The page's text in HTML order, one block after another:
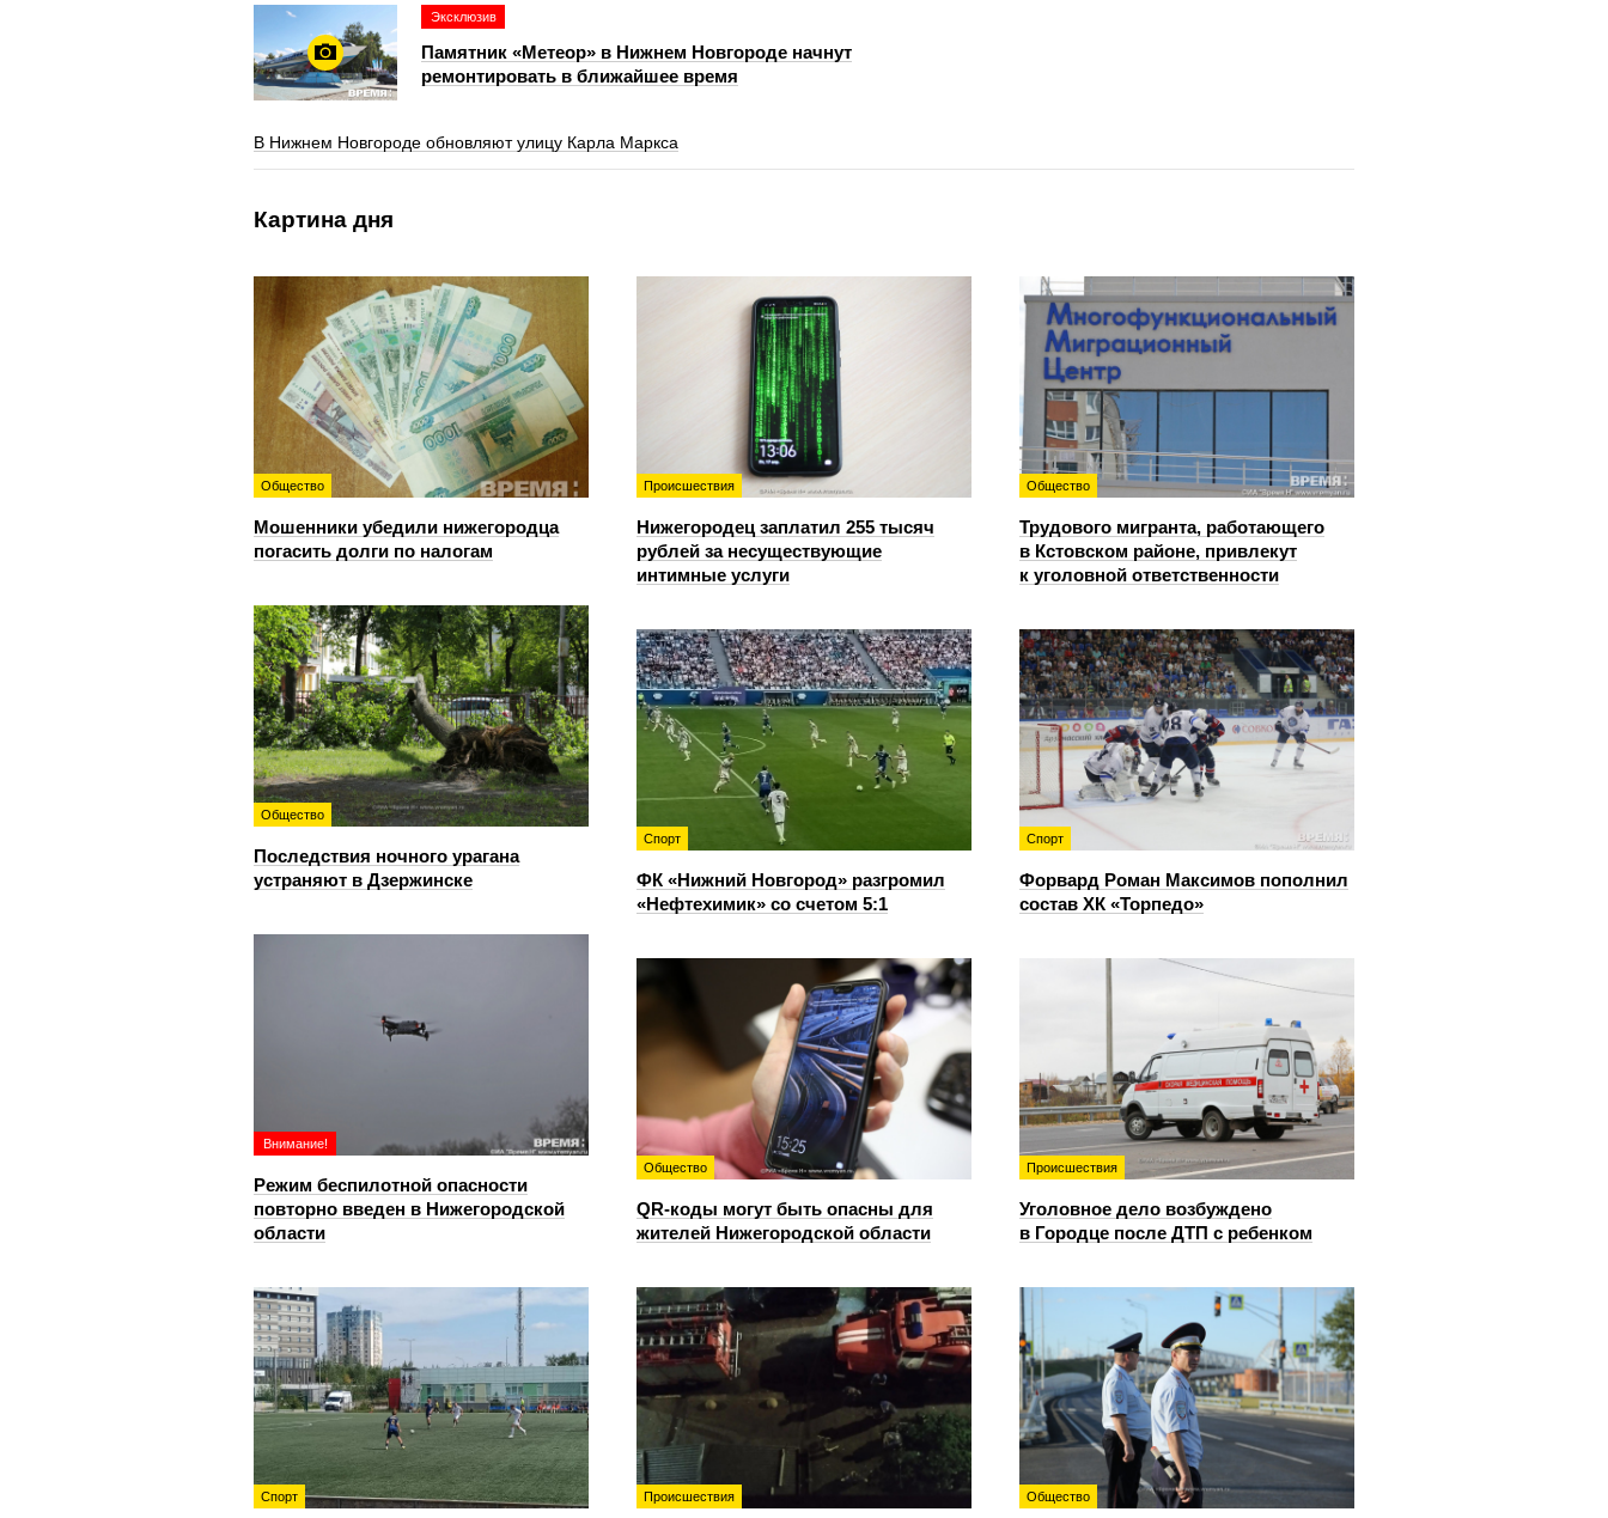
Эксклюзив
Памятник «Метеор» в Нижнем Новгороде начнут
ремонтировать в ближайшее время
В Нижнем Новгороде обновляют улицу Карла Маркса
Картина дня
Общество
Мошенники убедили нижегородца
погасить долги по налогам
Происшествия
Нижегородец заплатил 255 тысяч
рублей за несуществующие
интимные услуги
Общество
Трудового мигранта, работающего
в Кстовском районе, привлекут
к уголовной ответственности
Общество
Последствия ночного урагана
устраняют в Дзержинске
Спорт
ФК «Нижний Новгород» разгромил
«Нефтехимик» со счетом 5:1
Спорт
Форвард Роман Максимов пополнил
состав ХК «Торпедо»
Внимание!
Режим беспилотной опасности
повторно введен в Нижегородской
области
Общество
QR-коды могут быть опасны для
жителей Нижегородской области
Происшествия
Уголовное дело возбуждено
в Городце после ДТП с ребенком
Спорт Происшествия Общество